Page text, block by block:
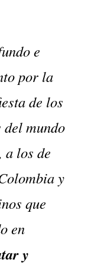
e
por la
de los
mundo
a los de
y
que
en
y